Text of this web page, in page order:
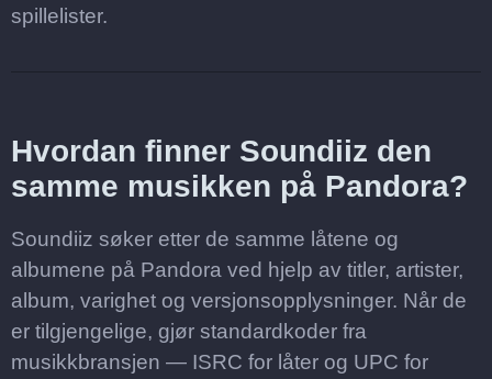
spillelister.
Hvordan finner Soundiiz den
samme musikken på Pandora?
Soundiiz søker etter de samme låtene og
albumene på Pandora ved hjelp av titler, artister,
album, varighet og versjonsopplysninger. Når de
er tilgjengelige, gjør standardkoder fra
musikkbransjen — ISRC for låter og UPC for